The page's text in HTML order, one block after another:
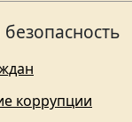
коррупции